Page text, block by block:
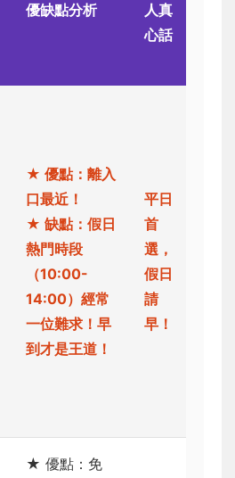
優缺點分析
人真
心話
★ 優點：離入
口最近！
★ 缺點：假日
熱門時段
（10:00-
14:00）經常
一位難求！早
到才是王道！
平日
首
選，
假日
請
早！
★ 優點：免